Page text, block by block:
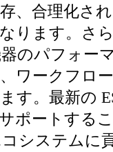
、合理化さ
ります。さ
のパフォー
ワークフロ
す。最新の
ポートする
システムに